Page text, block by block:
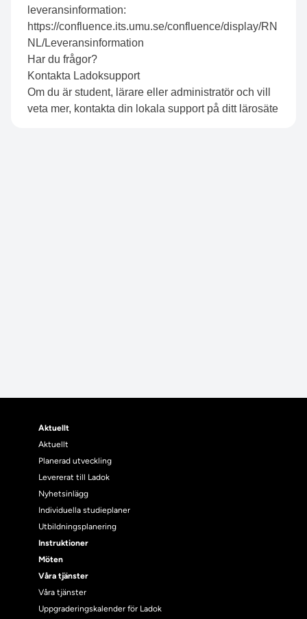
leveransinformation:
https://confluence.its.umu.se/confluence/display/RN
NL/Leveransinformation
Har du frågor?
Kontakta Ladoksupport
Om du är student, lärare eller administratör och vill
veta mer, kontakta din lokala support på ditt lärosäte
Aktuellt
Aktuellt
Planerad utveckling
Levererat till Ladok
Nyhetsinlägg
Individuella studieplaner
Utbildningsplanering
Instruktioner
Möten
Våra tjänster
Våra tjänster
Uppgraderingskalender för Ladok